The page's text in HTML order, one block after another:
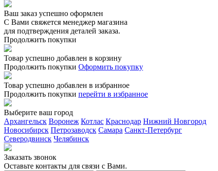
Ваш заказ успешно оформлен
С Вами свяжется менеджер магазина
для подтверждения деталей заказа.
Продолжить покупки
Товар успешно добавлен в корзину
Продолжить покупки Оформить покупку
Товар успешно добавлен в избранное
Продолжить покупки перейти в избранное
Выберите ваш город
Архангельск Воронеж Котлас Краснодар Нижний Новгород
Новосибирск Петрозаводск Самара Санкт-Петербург
Северодвинск Челябинск
Заказать звонoк
Оставьте контакты для связи с Вами.